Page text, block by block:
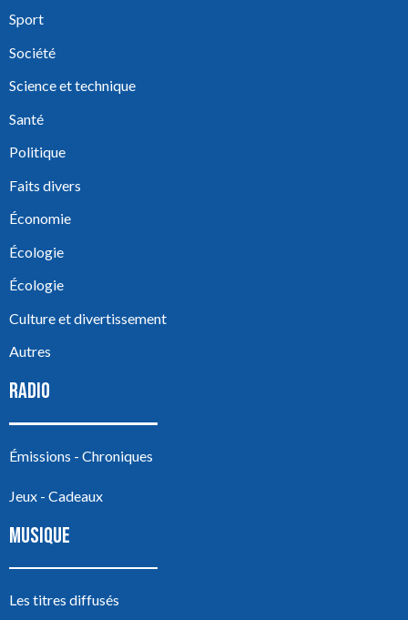
Sport
Société
Science et technique
Santé
Politique
Faits divers
Économie
Écologie
Écologie
Culture et divertissement
Autres
RADIO
Émissions - Chroniques
Jeux - Cadeaux
MUSIQUE
Les titres diffusés